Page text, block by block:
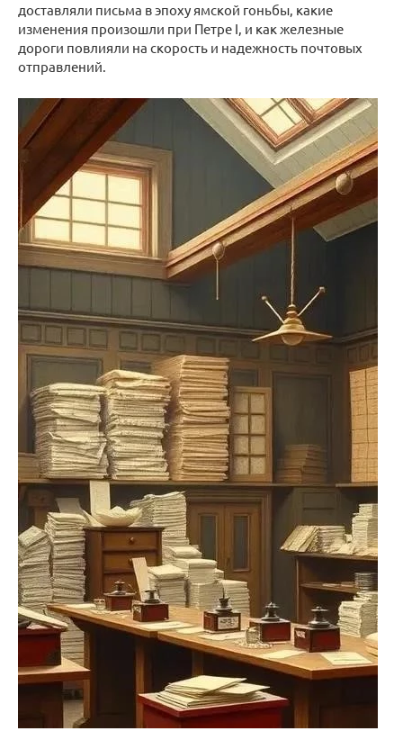
доставляли письма в эпоху ямской гоньбы, какие
изменения произошли при Петре I, и как железные
дороги повлияли на скорость и надежность почтовых
отправлений.